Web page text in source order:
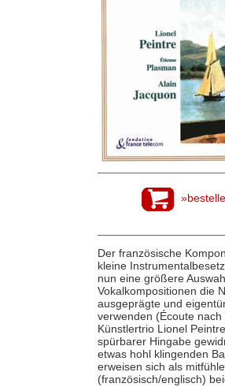
Der französische
kleine
nun eine größere
Vokalkompositionen die
ausgeprägte und
verwenden (Écoute
Künstlertrio Lionel
spürbarer Hingabe
etwas hohl klingenden
erweisen sich als
(französisch/englisch)